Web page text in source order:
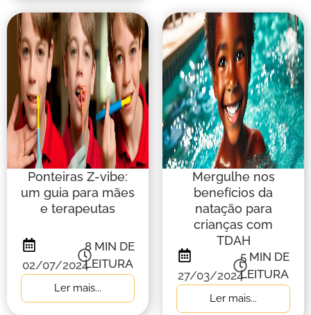
Ponteiras Z-vibe:
um guia para mães
e terapeutas
02/07/2024
8 MIN DE
LEITURA
Ler mais...
Mergulhe nos
benefícios da
natação para
crianças com
TDAH
27/03/2024
5 MIN DE
LEITURA
Ler mais...